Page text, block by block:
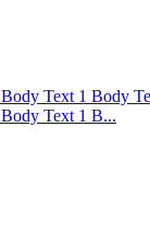
Text 1 Body
Text 1 B...